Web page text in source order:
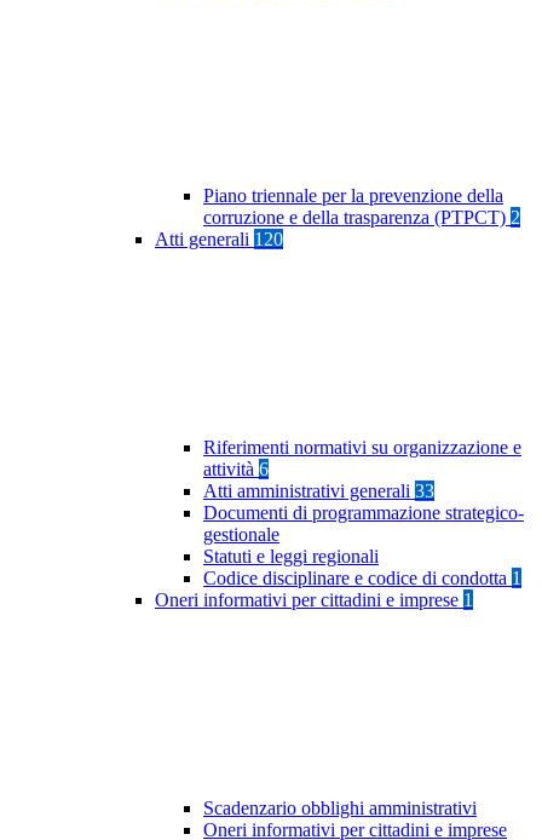
Piano triennale per la prevenzione della
corruzione e della trasparenza (PTPCT) 2
Atti generali 120
Riferimenti normativi su organizzazione e
attività 6
Atti amministrativi generali 33
Documenti di programmazione strategico-
gestionale
Statuti e leggi regionali
Codice disciplinare e codice di condotta 1
Oneri informativi per cittadini e imprese 1
Scadenzario obblighi amministrativi
Oneri informativi per cittadini e imprese